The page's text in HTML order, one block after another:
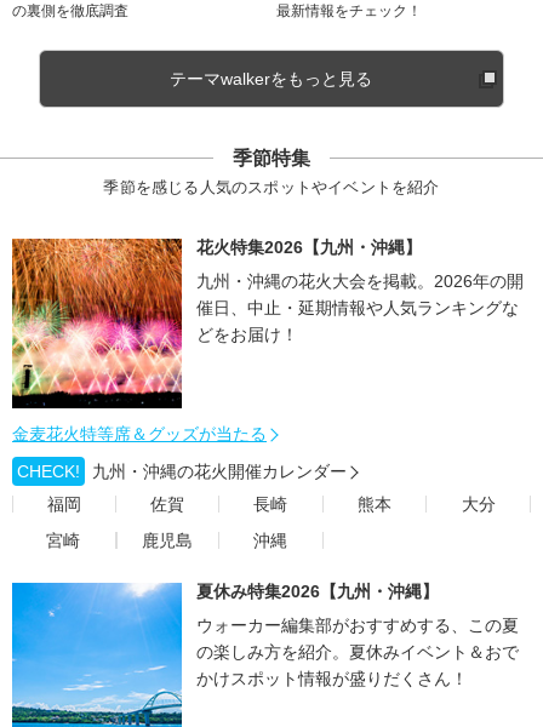
の裏側を徹底調査
最新情報をチェック！
テーマwalkerをもっと見る
季節特集
季節を感じる人気のスポットやイベントを紹介
花火特集2026【九州・沖縄】
九州・沖縄の花火大会を掲載。2026年の開
催日、中止・延期情報や人気ランキングな
どをお届け！
金麦花火特等席＆グッズが当たる
CHECK!
九州・沖縄の花火開催カレンダー
福岡
佐賀 長崎 熊本
大分
宮崎
鹿児島 沖縄
夏休み特集2026【九州・沖縄】
ウォーカー編集部がおすすめする、この夏
の楽しみ方を紹介。夏休みイベント＆おで
かけスポット情報が盛りだくさん！